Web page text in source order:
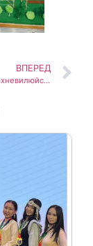
ВПЕРЕД
8 февраля в Верхневилюйске прошел Единый региональный методический день «Семья и учреждение дополнительного образования: сотрудничество, проблемы и перспективы».